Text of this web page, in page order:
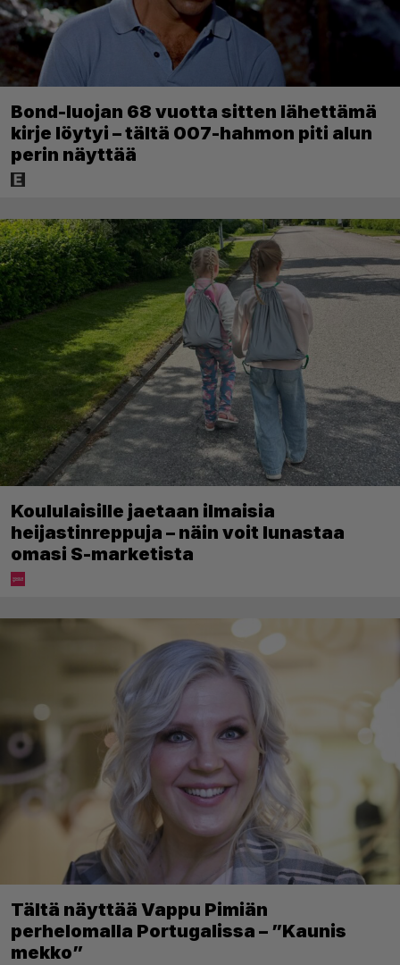
Bond-luojan 68 vuotta sitten lähettämä
kirje löytyi – tältä 007-hahmon piti alun
perin näyttää
Koululaisille jaetaan ilmaisia
heijastinreppuja – näin voit lunastaa
omasi S-marketista
Tältä näyttää Vappu Pimiän
perhelomalla Portugalissa – ”Kaunis
mekko”